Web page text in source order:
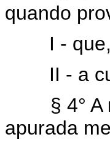
quando
I -
II - a
§ 4°
apurada